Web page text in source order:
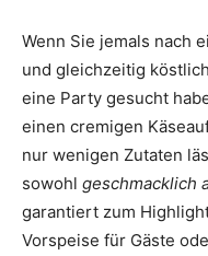
Wenn Sie jemals nach
und gleichzeitig
eine Party gesucht
einen cremigen
nur wenigen Zutaten
sowohl geschmacklich
garantiert zum
Vorspeise für Gäste